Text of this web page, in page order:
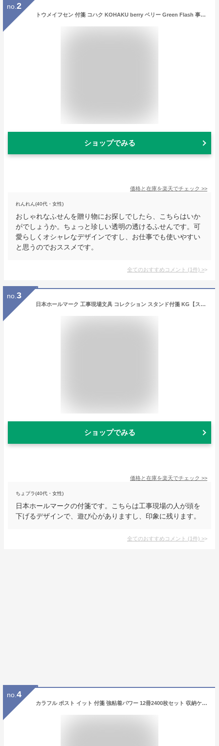
no. 2
トウメイフセン 付箋 コハク KOHAKU berry ベリー Green Flash 事務用品 おしゃれ文具 かわいい フルーツ メール便可
ショップでみる
価格と在庫を楽天でチェック >>
れんれん(40代・女性)
おしゃれなふせんを贈り物にお探しでしたら、こちらはいか
がでしょうか。ちょっと珍しい透明の透けるふせんです。可
愛らしくオシャレなデザインですし、お仕事でも使いやすい
と思うのでおススメです。
全てのおすすめコメント (1件) >
no. 3
日本ホールマーク 工事現場文具 コレクション スタンド付箋 KG【スタンドグリーン】ユーモア 813901【あす楽対応】
ショップでみる
価格と在庫を楽天でチェック >>
ちょプラ(40代・女性)
日本ホールマークの付箋です。こちらは工事現場の人が頭を
下げるデザインで、遊び心がありますし、印象に残ります。
全てのおすすめコメント (1件) >
no. 4
カラフル ポスト イット 付箋 強粘着パワー 12冊2400枚セット 収納ケース付 付箋 超徳用 ノート キューブ パステルカラー